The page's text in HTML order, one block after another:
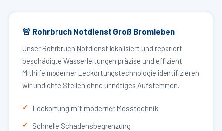
🚨 Rohrbruch Notdienst Groß Bromleben
Unser Rohrbruch Notdienst lokalisiert und repariert
beschädigte Wasserleitungen präzise und effizient.
Mithilfe moderner Leckortungstechnologie identifizieren
wir undichte Stellen ohne unnötiges Aufstemmen.
Leckortung mit moderner Messtechnik
Schnelle Schadensbegrenzung